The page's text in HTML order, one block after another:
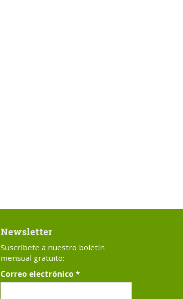
Newsletter
Suscríbete a nuestro boletín
mensual gratuito:
Correo electrónico *